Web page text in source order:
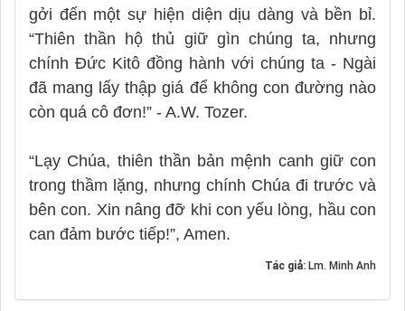
gởi đến một sự hiện diện dịu dàng và bền bỉ.
“Thiên thần hộ thủ giữ gìn chúng ta, nhưng
chính Đức Kitô đồng hành với chúng ta - Ngài
đã mang lấy thập giá để không con đường nào
còn quá cô đơn!” - A.W. Tozer.
“Lạy Chúa, thiên thần bản mệnh canh giữ con
trong thầm lặng, nhưng chính Chúa đi trước và
bên con. Xin nâng đỡ khi con yếu lòng, hầu con
can đảm bước tiếp!”, Amen.
Tác giả: Lm. Minh Anh